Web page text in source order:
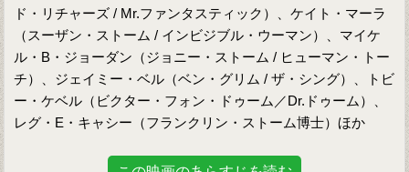
ド・リチャーズ / Mr.ファンタスティック）、ケイト・マーラ
（スーザン・ストーム / インビジブル・ウーマン）、マイケ
ル・B・ジョーダン（ジョニー・ストーム / ヒューマン・トー
チ）、ジェイミー・ベル（ベン・グリム / ザ・シング）、トビ
ー・ケベル（ビクター・フォン・ドゥーム／Dr.ドゥーム）、
レグ・E・キャシー（フランクリン・ストーム博士）ほか